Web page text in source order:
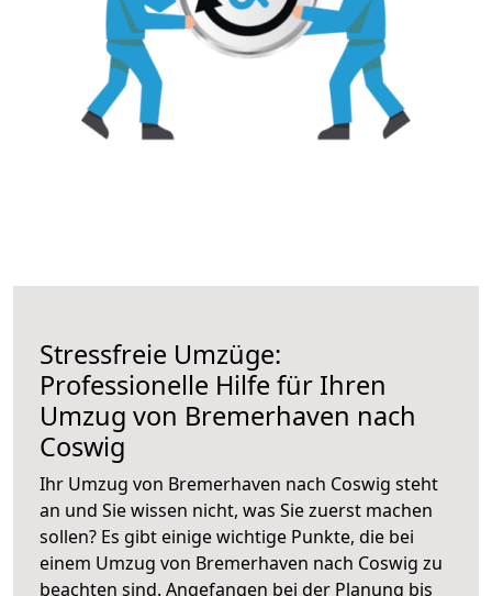
Stressfreie Umzüge:
Professionelle Hilfe für Ihren
Umzug von Bremerhaven nach
Coswig
Ihr Umzug von Bremerhaven nach Coswig steht
an und Sie wissen nicht, was Sie zuerst machen
sollen? Es gibt einige wichtige Punkte, die bei
einem Umzug von Bremerhaven nach Coswig zu
beachten sind. Angefangen bei der Planung bis